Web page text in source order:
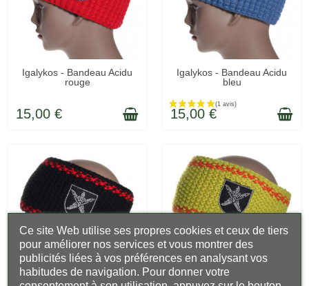
LIVRÉ SOUS 48H
Igalykos - Bandeau Acidu
rouge
15,00 €
LIVRÉ SOUS 48H
Igalykos - Bandeau Acidu
bleu
15,00 €
Ce site Web utilise ses propres cookies et ceux de tiers
pour améliorer nos services et vous montrer des
publicités liées à vos préférences en analysant vos
habitudes de navigation. Pour donner votre